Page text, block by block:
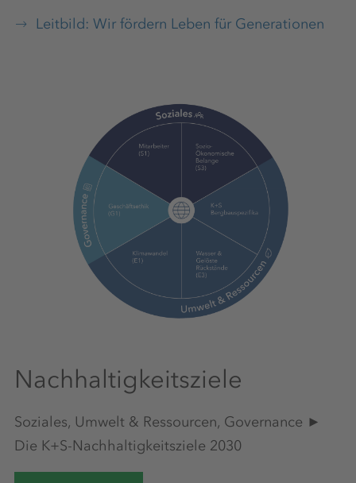
Leitbild: Wir fördern Leben für Generationen
Nachhaltigkeitsziele
Soziales, Umwelt & Ressourcen, Governance ►
Die K+S-Nachhaltigkeitsziele 2030